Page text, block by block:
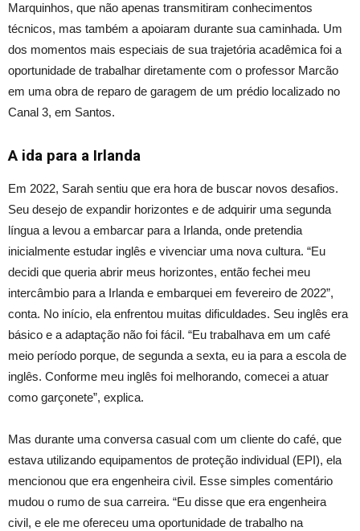
Marquinhos, que não apenas transmitiram conhecimentos
técnicos, mas também a apoiaram durante sua caminhada. Um
dos momentos mais especiais de sua trajetória acadêmica foi a
oportunidade de trabalhar diretamente com o professor Marcão
em uma obra de reparo de garagem de um prédio localizado no
Canal 3, em Santos.
A ida para a Irlanda
Em 2022, Sarah sentiu que era hora de buscar novos desafios.
Seu desejo de expandir horizontes e de adquirir uma segunda
língua a levou a embarcar para a Irlanda, onde pretendia
inicialmente estudar inglês e vivenciar uma nova cultura. “Eu
decidi que queria abrir meus horizontes, então fechei meu
intercâmbio para a Irlanda e embarquei em fevereiro de 2022”,
conta. No início, ela enfrentou muitas dificuldades. Seu inglês era
básico e a adaptação não foi fácil. “Eu trabalhava em um café
meio período porque, de segunda a sexta, eu ia para a escola de
inglês. Conforme meu inglês foi melhorando, comecei a atuar
como garçonete”, explica.
Mas durante uma conversa casual com um cliente do café, que
estava utilizando equipamentos de proteção individual (EPI), ela
mencionou que era engenheira civil. Esse simples comentário
mudou o rumo de sua carreira. “Eu disse que era engenheira
civil, e ele me ofereceu uma oportunidade de trabalho na